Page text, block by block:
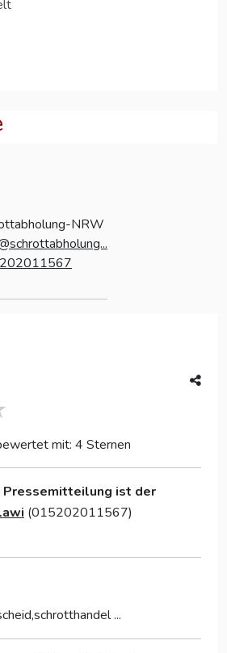
NRW
mit: 4 Sternen
Pressemitteilung ist der
(015202011567)
...